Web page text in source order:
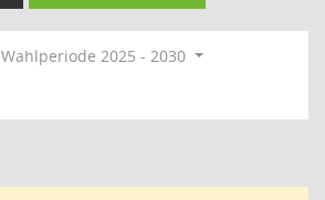
Wahlperiode 2025 - 2030